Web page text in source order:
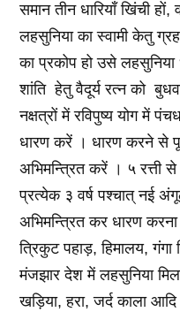
समान तीन धारियाँ खिंची हों,
लहसुनिया का स्वामी केतु
का प्रकोप हो उसे
शांति हेतु वैदूर्य रत्न को
नक्षत्रों में रविपुष्य योग में
धारण करें । धारण करने से
अभिमन्त्रित करें । ५ रत्ती
प्रत्येक ३ वर्ष पश्चात्‌ नई
अभिमन्त्रित कर धारण करना
त्रिकुट पहाड़, हिमालय,
मंजझार देश में लहसुनिया
खड़िया, हरा, जर्द काला